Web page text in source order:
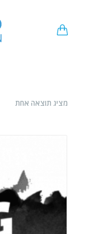
מציג תוצאה אחת